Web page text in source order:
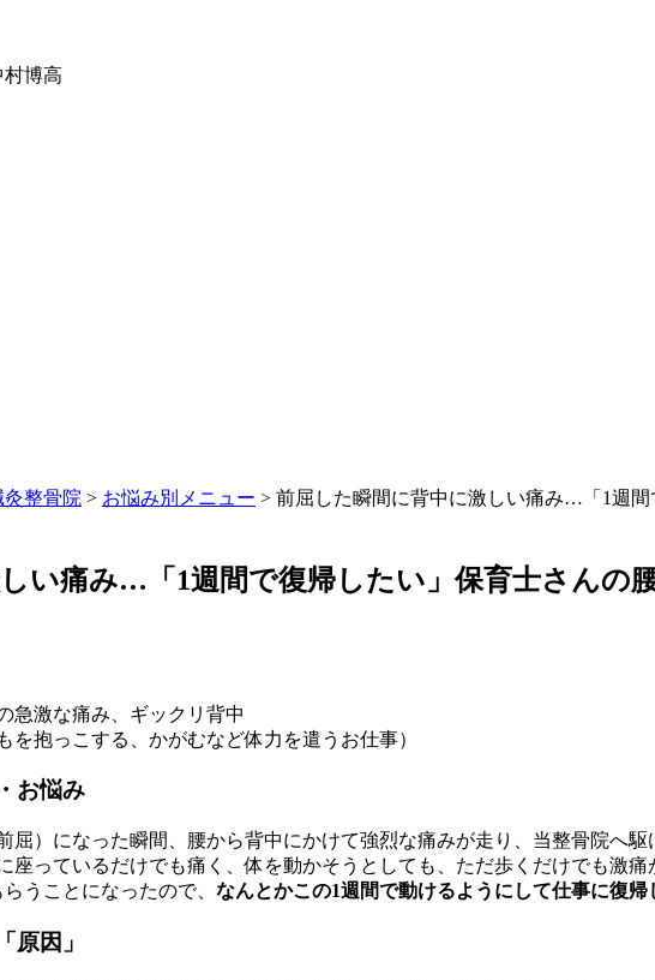
村博高
整骨院 > お悩み別メニュー > 前屈した瞬間に背中に激しい痛み…「1週
い痛み…「1週間で復帰したい」保育士さんの
急激な痛み、ギックリ背中
を抱っこする、かがむなど体力を遣うお仕事）
お悩み
屈）になった瞬間、腰から背中にかけて強烈な痛みが走り、当整骨院へ駆
座っているだけでも痛く、体を動かそうとしても、ただ歩くだけでも激痛
うことになったので、 なんとかこの1週間で動けるようにして仕事に復帰
原因」